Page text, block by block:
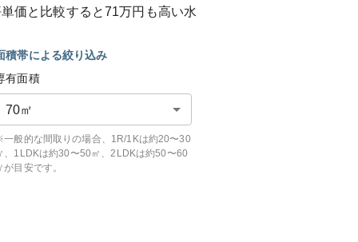
価と比較すると71万円も高い水
積帯による絞り込み
有面積
70㎡
般的な間取りの場合、1R/1Kは約20〜30
、1LDKは約30〜50㎡、2LDKは約50〜60
が目安です。